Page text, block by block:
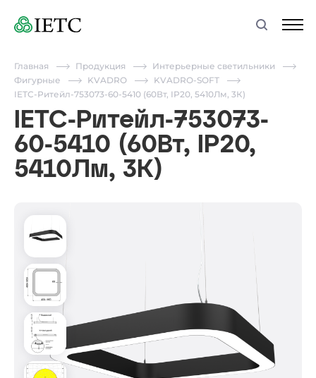
Главная Продукция
Интерьерные светильники
Фигурные
KVADRO
KVADRO-SOFT
IETC-Ритейл-753073-60-5410 (60Вт, IP20, 5410Лм, 3К)
IETC-Ритейл-753073-
60-5410 (60Вт, IP20,
5410Лм, 3К)